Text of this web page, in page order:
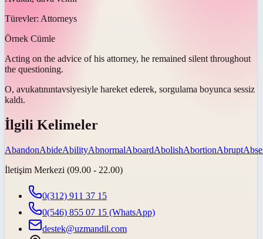
Türevler: Attorneys
Örnek Cümle
Acting on the advice of his attorney, he remained silent throughout
the questioning.
O, avukatınıntavsiyesiyle hareket ederek, sorgulama boyunca sessiz
kaldı.
İlgili Kelimeler
AbandonAbideAbilityAbnormalAboardAbolishAbortionAbrupt
İletişim Merkezi (09.00 - 22.00)
0(312) 911 37 15
0(546) 855 07 15 (WhatsApp)
destek@uzmandil.com